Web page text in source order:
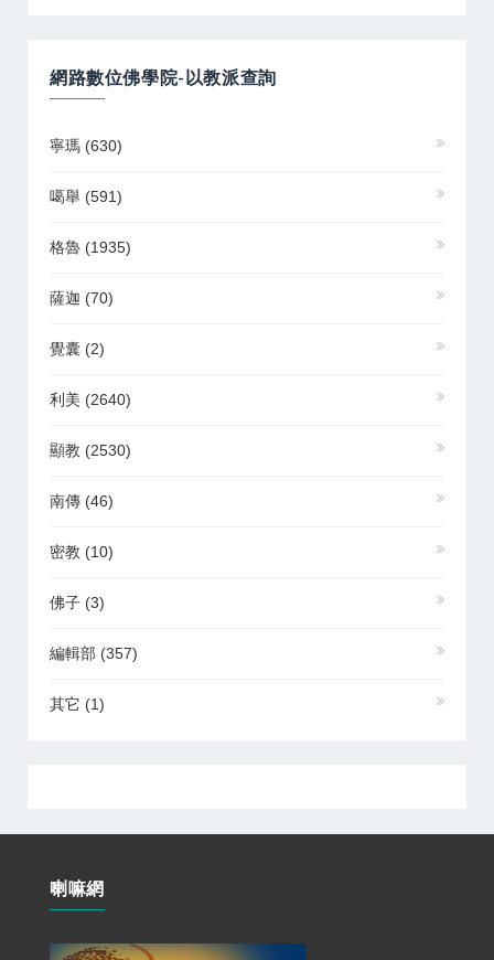
網路數位佛學院-以教派查詢
寧瑪 (630)
噶舉 (591)
格魯 (1935)
薩迦 (70)
覺囊 (2)
利美 (2640)
顯教 (2530)
南傳 (46)
密教 (10)
佛子 (3)
編輯部 (357)
其它 (1)
喇嘛網